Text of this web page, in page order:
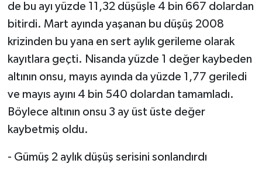
de bu ayı yüzde 11,32 düşüşle 4 bin 667 dolardan
bitirdi. Mart ayında yaşanan bu düşüş 2008
krizinden bu yana en sert aylık gerileme olarak
kayıtlara geçti. Nisanda yüzde 1 değer kaybeden
altının onsu, mayıs ayında da yüzde 1,77 geriledi
ve mayıs ayını 4 bin 540 dolardan tamamladı.
Böylece altının onsu 3 ay üst üste değer
kaybetmiş oldu.
- Gümüş 2 aylık düşüş serisini sonlandırdı